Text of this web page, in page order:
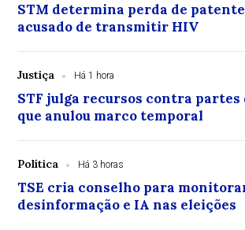
STM determina perda de
acusado de transmitir HIV
Justiça Há 1 hora
STF julga recursos contra partes
que anulou marco temporal
Política Há 3 horas
TSE cria conselho para
desinformação e IA nas eleições